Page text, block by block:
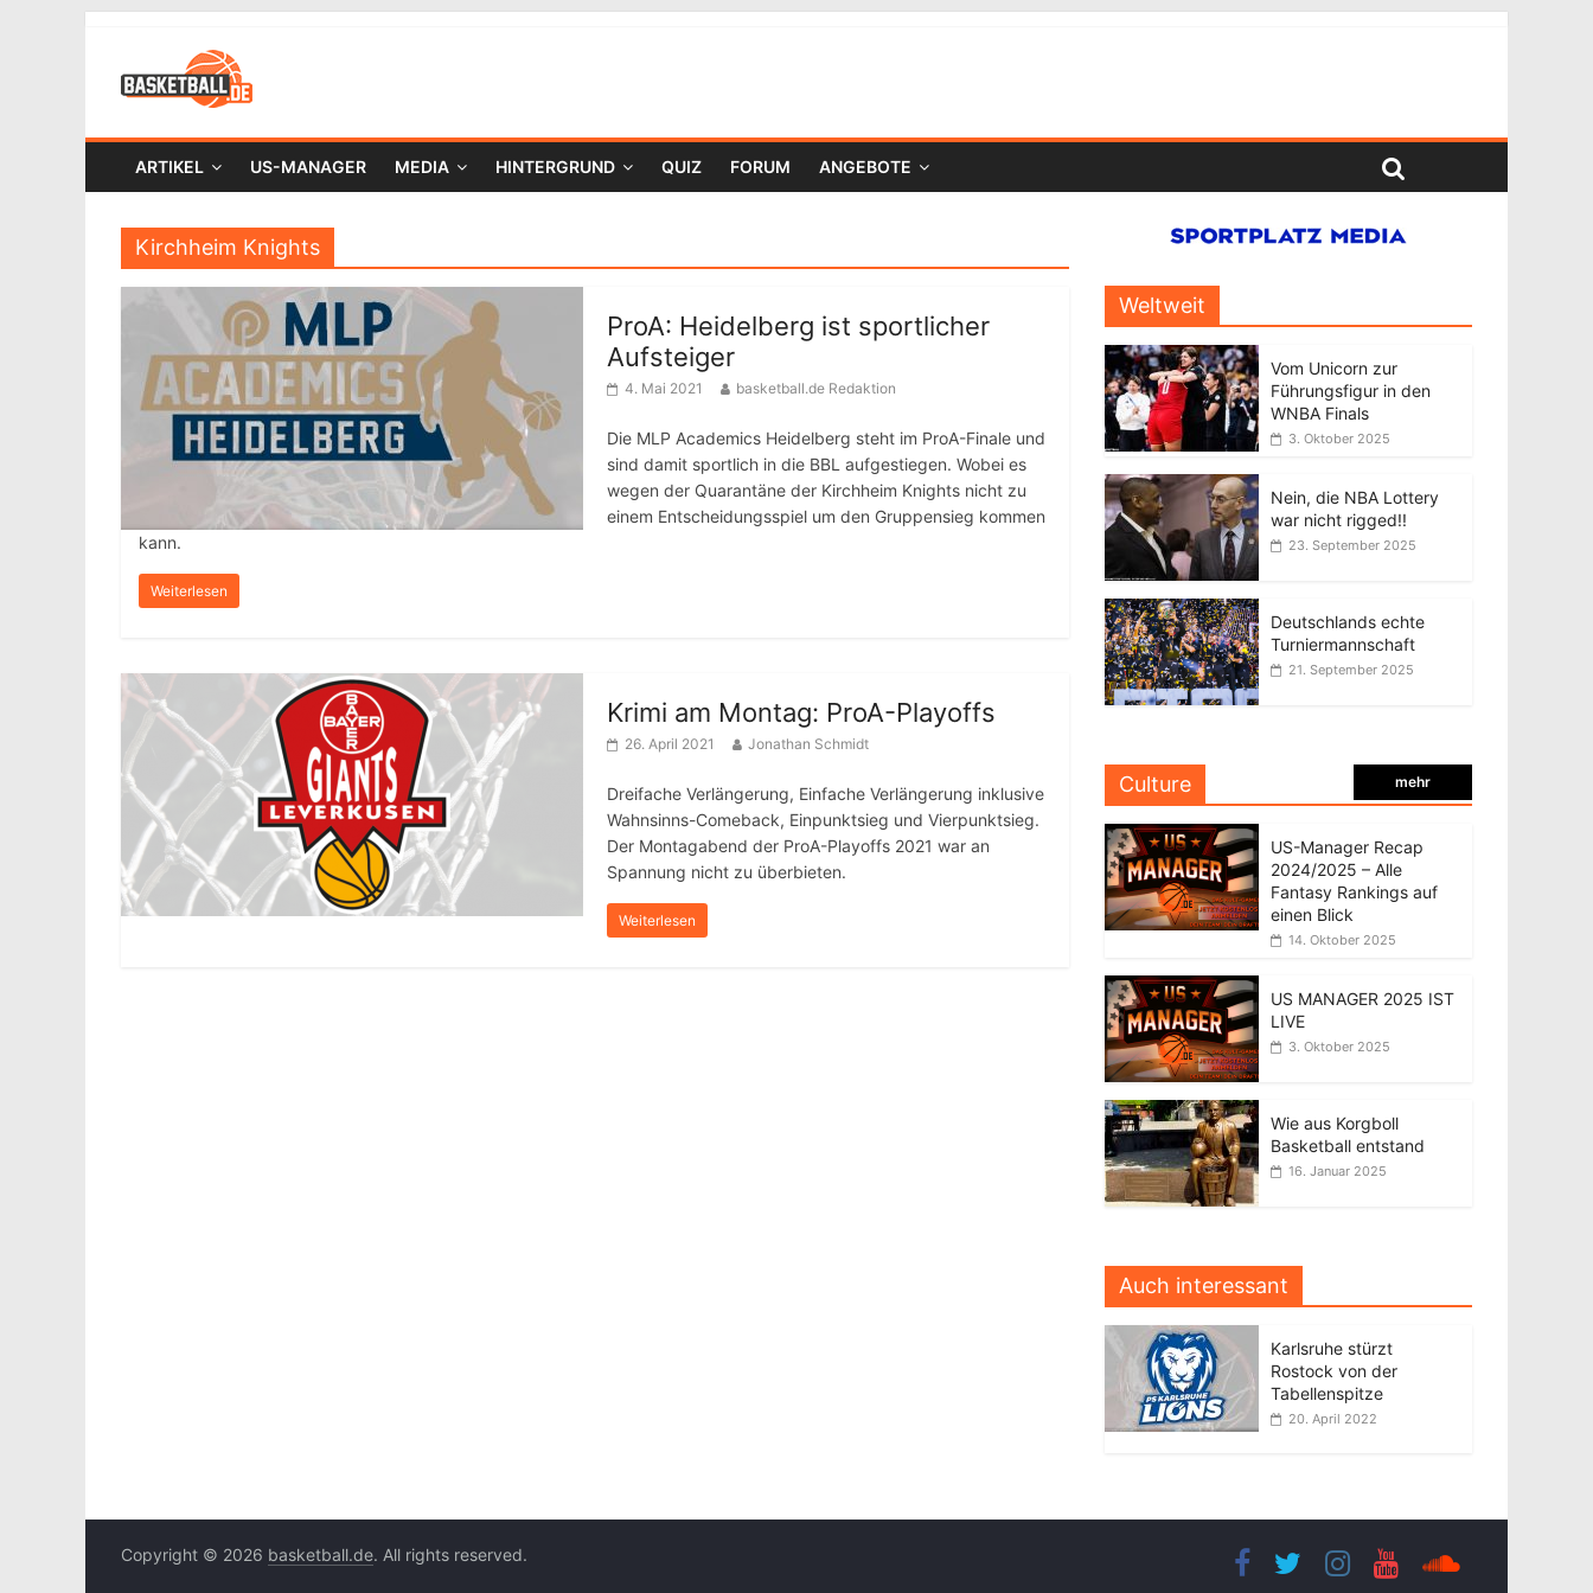
ARTIKEL US-MANAGER MEDIA HINTERGRUND QUIZ FORUM ANGEBOTE
Kirchheim Knights
ProA: Heidelberg ist sportlicher
Aufsteiger
4. Mai 2021 basketball.de Redaktion
Die MLP Academics Heidelberg steht im ProA-Finale und
sind damit sportlich in die BBL aufgestiegen. Wobei es
wegen der Quarantäne der Kirchheim Knights nicht zu
einem Entscheidungsspiel um den Gruppensieg kommen
kann.
Weiterlesen
Krimi am Montag: ProA-Playoffs
26. April 2021 Jonathan Schmidt
Dreifache Verlängerung, Einfache Verlängerung inklusive
Wahnsinns-Comeback, Einpunktsieg und Vierpunktsieg.
Der Montagabend der ProA-Playoffs 2021 war an
Spannung nicht zu überbieten.
Weiterlesen
Weltweit
Vom Unicorn zur
Führungsfigur in den
WNBA Finals
3. Oktober 2025
Nein, die NBA Lottery
war nicht rigged!!
23. September 2025
Deutschlands echte
Turniermannschaft
21. September 2025
Culture mehr
US-Manager Recap
2024/2025 – Alle
Fantasy Rankings auf
einen Blick
14. Oktober 2025
US MANAGER 2025 IST
LIVE
3. Oktober 2025
Wie aus Korgboll
Basketball entstand
16. Januar 2025
Auch interessant
Karlsruhe stürzt
Rostock von der
Tabellenspitze
20. April 2022
Copyright © 2026 basketball.de. All rights reserved.